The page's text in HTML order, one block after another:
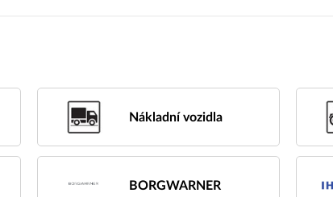
Nákladní vozidla
BORGWARNER